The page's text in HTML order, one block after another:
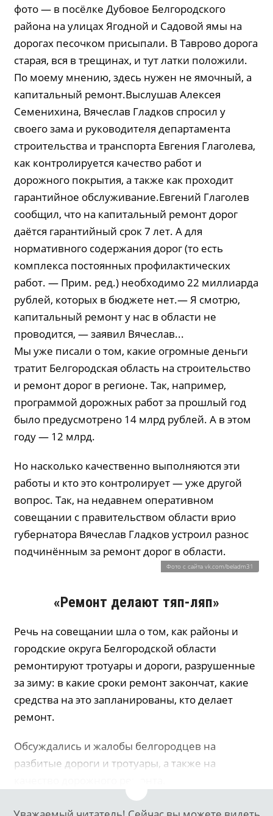
фото — в посёлке Дубовое Белгородского
района на улицах Ягодной и Садовой ямы на
дорогах песочком присыпали. В Таврово дорога
старая, вся в трещинах, и тут латки положили.
По моему мнению, здесь нужен не ямочный, а
капитальный ремонт.Выслушав Алексея
Семенихина, Вячеслав Гладков спросил у
своего зама и руководителя департамента
строительства и транспорта Евгения Глаголева,
как контролируется качество работ и
дорожного покрытия, а также как проходит
гарантийное обслуживание.Евгений Глаголев
сообщил, что на капитальный ремонт дорог
даётся гарантийный срок 7 лет. А для
нормативного содержания дорог (то есть
комплекса постоянных профилактических
работ. — Прим. ред.) необходимо 22 миллиарда
рублей, которых в бюджете нет.— Я смотрю,
капитальный ремонт у нас в области не
проводится, — заявил Вячеслав...
Мы уже писали о том, какие огромные деньги
тратит Белгородская область на строительство
и ремонт дорог в регионе. Так, например,
программой дорожных работ за прошлый год
было предусмотрено 14 млрд рублей. А в этом
году — 12 млрд.
Но насколько качественно выполняются эти
работы и кто это контролирует — уже другой
вопрос. Так, на недавнем оперативном
совещании с правительством области врио
губернатора Вячеслав Гладков устроил разнос
подчинённым за ремонт дорог в области.
Фото с сайта vk.com/beladm31
«Ремонт делают тяп‑ляп»
Речь на совещании шла о том, как районы и
городские округа Белгородской области
ремонтируют тротуары и дороги, разрушенные
за зиму: в какие сроки ремонт закончат, какие
средства на это запланированы, кто делает
ремонт.
Обсуждались и жалобы белгородцев на
разбитые дороги и тротуары, а также на